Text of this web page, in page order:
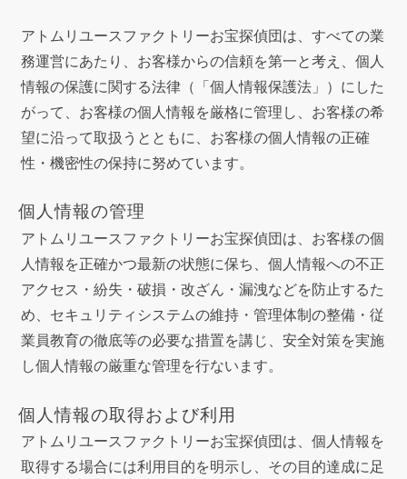
アトムリユースファクトリーお宝探偵団は、すべての業
務運営にあたり、お客様からの信頼を第一と考え、個人
情報の保護に関する法律（「個人情報保護法」）にした
がって、お客様の個人情報を厳格に管理し、お客様の希
望に沿って取扱うとともに、お客様の個人情報の正確
性・機密性の保持に努めています。
個人情報の管理
アトムリユースファクトリーお宝探偵団は、お客様の個
人情報を正確かつ最新の状態に保ち、個人情報への不正
アクセス・紛失・破損・改ざん・漏洩などを防止するた
め、セキュリティシステムの維持・管理体制の整備・従
業員教育の徹底等の必要な措置を講じ、安全対策を実施
し個人情報の厳重な管理を行ないます。
個人情報の取得および利用
アトムリユースファクトリーお宝探偵団は、個人情報を
取得する場合には利用目的を明示し、その目的達成に足